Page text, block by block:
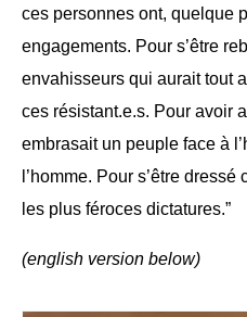
ces personnes ont, quelque
engagements. Pour s’être
envahisseurs qui aurait tout
ces résistant.e.s. Pour avoir
embrasait un peuple face à
l’homme. Pour s’être
les plus féroces dictatures.”
(english version below)